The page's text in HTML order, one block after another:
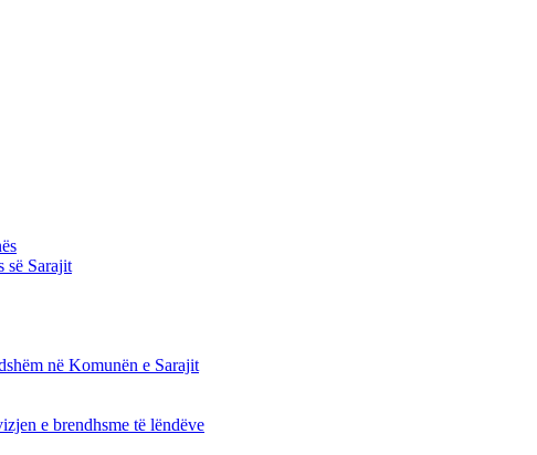
së Sarajit
në Komunën e Sarajit
e brendhsme të lëndëve